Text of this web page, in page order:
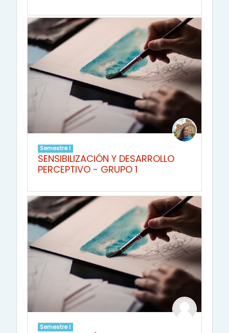
Semestre I
SENSIBILIZACIÓN Y DESARROLLO
PERCEPTIVO - GRUPO 1
Semestre I